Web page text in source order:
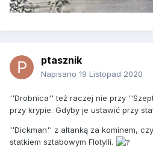
ptasznik
Napisano 19 Listopad 2020
''Drobnica'' też raczej nie przy
przy krypie. Gdyby je ustawić przy
''Dickman'' z altanką za kominem,
statkiem sztabowym Flotylli.